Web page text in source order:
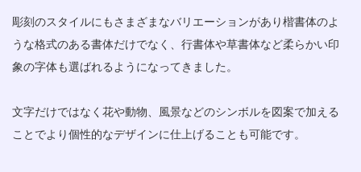
彫刻のスタイルにもさまざまなバリエーションがあり楷書体のよ
うな格式のある書体だけでなく、行書体や草書体など柔らかい印
象の字体も選ばれるようになってきました。
文字だけではなく花や動物、風景などのシンボルを図案で加える
ことでより個性的なデザインに仕上げることも可能です。